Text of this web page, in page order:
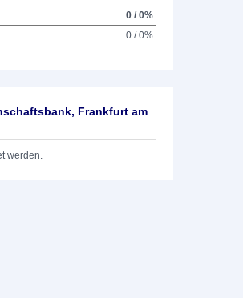
0 / 0%
0 / 0%
Frankfurt am
werden.